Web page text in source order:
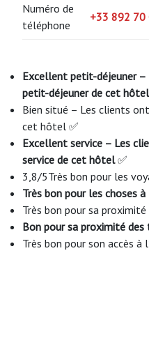
Numéro de
téléphone
+33 892 70
Excellent petit-déjeuner
petit-déjeuner de cet
Bien situé – Les clients
cet hôtel ✅
Excellent service – Les
service de cet hôtel✅
3,8/5Très bon pour les
Très bon pour les choses
Très bon pour sa
Bon pour sa proximité
Très bon pour son accès à